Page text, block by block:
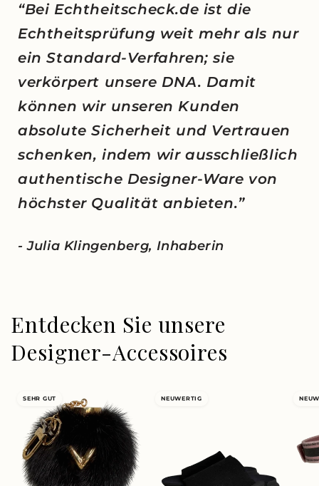
“Bei Echtheitscheck.de ist die
Echtheitsprüfung weit mehr als nur
ein Standard-Verfahren; sie
verkörpert unsere DNA. Damit
können wir unseren Kunden
absolute Sicherheit und Vertrauen
schenken, indem wir ausschließlich
authentische Designer-Ware von
höchster Qualität anbieten.”
- Julia Klingenberg, Inhaberin
Entdecken Sie unsere
Designer-Accessoires
SEHR GUT NEUWERTIG